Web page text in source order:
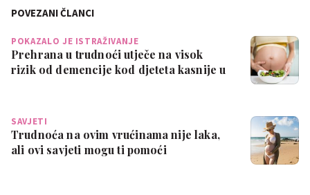
POVEZANI ČLANCI
POKAZALO JE ISTRAŽIVANJE
Prehrana u trudnoći utječe na visok
rizik od demencije kod djeteta kasnije u
SAVJETI
Trudnoća na ovim vrućinama nije laka,
ali ovi savjeti mogu ti pomoći